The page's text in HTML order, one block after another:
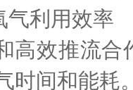
利用效率
效推流合
时间和能耗